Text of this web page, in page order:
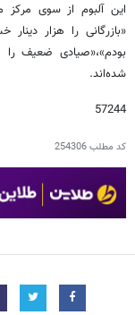
این آلبوم از سوی مرکز
«بازرگانی را هزار
بودم»،«صیادی ضعیف را
شده‌اند.
57244
کد مطلب254306